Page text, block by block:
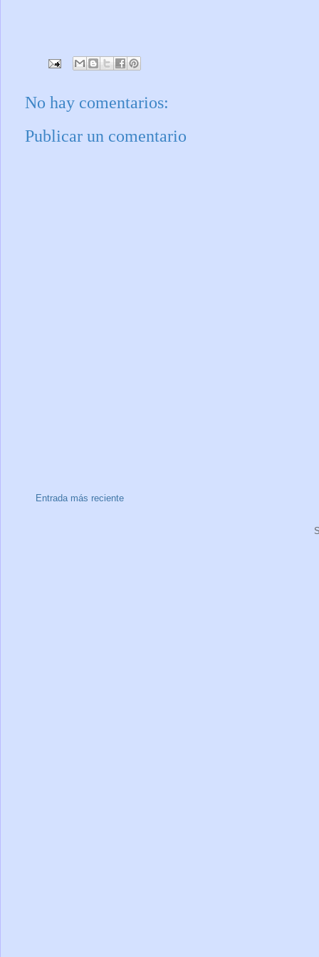
No hay comentarios:
Publicar un comentario
Entrada más reciente